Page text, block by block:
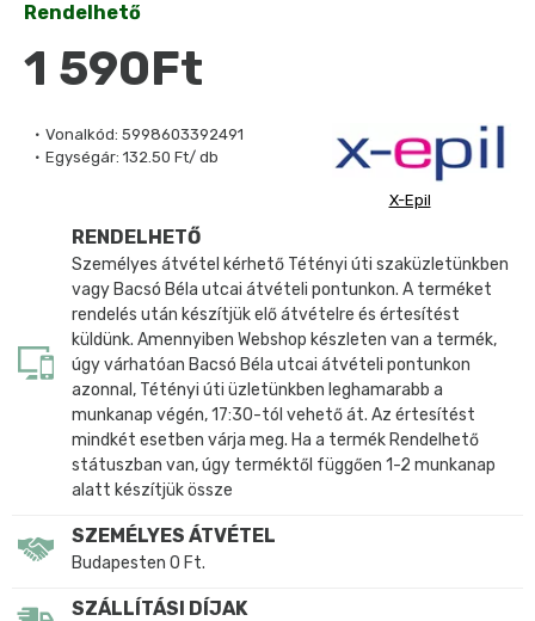
Vonalkód: 5998603392491
Egységár: 132.50 Ft/ db
X-Epil
Rendelhető
1 590Ft
RENDELHETŐ
Személyes átvétel kérhető Tétényi úti szaküzletünkben
vagy Bacsó Béla utcai átvételi pontunkon. A terméket
rendelés után készítjük elő átvételre és értesítést
küldünk. Amennyiben Webshop készleten van a termék,
úgy várhatóan Bacsó Béla utcai átvételi pontunkon
azonnal, Tétényi úti üzletünkben leghamarabb a
munkanap végén, 17:30-tól vehető át. Az értesítést
mindkét esetben várja meg. Ha a termék Rendelhető
státuszban van, úgy terméktől függően 1-2 munkanap
alatt készítjük össze
SZEMÉLYES ÁTVÉTEL
Budapesten 0 Ft.
SZÁLLÍTÁSI DÍJAK